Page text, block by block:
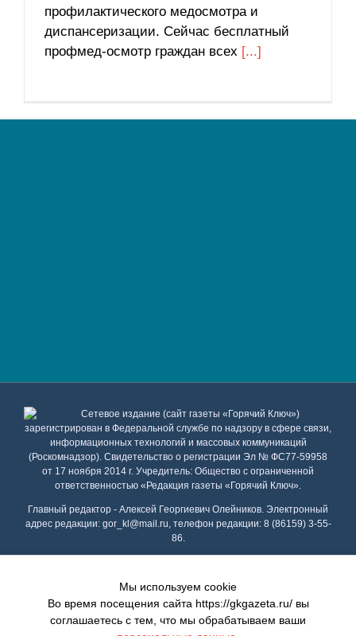
профилактического медосмотра и
диспансеризации. Сейчас бесплатный
профмед-осмотр граждан всех [...]
Сетевое издание (сайт газеты «Горячий Ключ»)
зарегистрирован в Федеральной службе по надзору в сфере связи,
информационных технологий и массовых коммуникаций
(Роскомнадзор). Свидетельство о регистрации Эл № ФС77-59958
от 17 ноября 2014 г. Учредитель: Общество с ограниченной
ответственностью «Редакция газеты «Горячий Ключ».
Главный редактор - Алексей Георгиевич Олейников. Электронный
адрес редакции: gor_kl@mail.ru, телефон редакции: 8 (86159) 3-55-
86.
Copyright 2020 Газета "Горячий Ключ" | сайт созданИВЦ 8 бит
хостинг Beget
Мы используем cookie
Во время посещения сайта https://gkgazeta.ru/ вы
соглашаетесь с тем, что мы обрабатываем ваши